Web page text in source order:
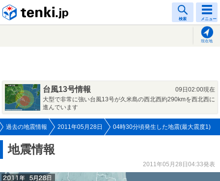
検索 メニュー
現在地
台風13号情報
09日02:00現在
大型で非常に強い台風13号が久米島の西北西約290kmを西北西に
進んでいます
過去の地震情報 2011年05月28日 04時30分頃発生した地震(最大震度1)
地震情報
2011年05月28日04:33発表